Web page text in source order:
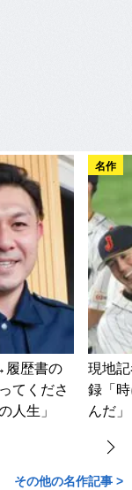
履歴書の
てくださ
人生」
名作
現地
録「
んだ
その他の名作記事 >